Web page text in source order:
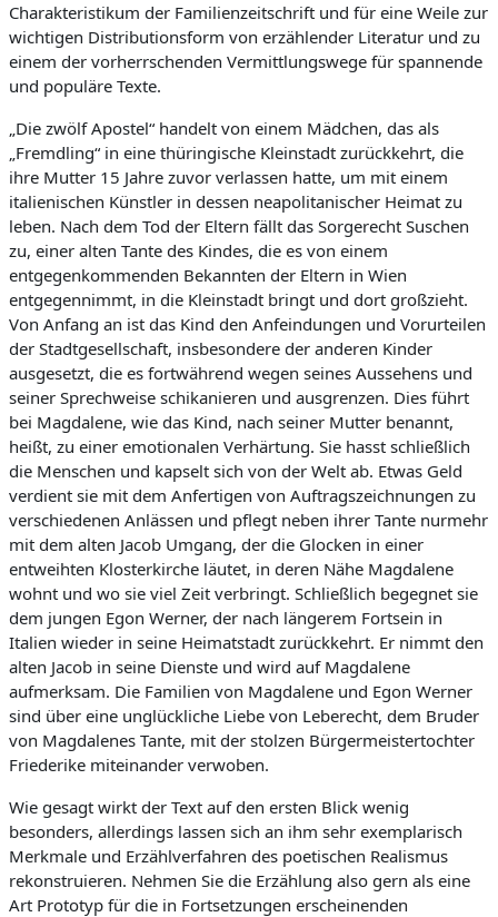
Charakteristikum der Familienzeitschrift und für eine Weile zur
wichtigen Distributionsform von erzählender Literatur und zu
einem der vorherrschenden Vermittlungswege für spannende
und populäre Texte.
„Die zwölf Apostel“ handelt von einem Mädchen, das als
„Fremdling“ in eine thüringische Kleinstadt zurückkehrt, die
ihre Mutter 15 Jahre zuvor verlassen hatte, um mit einem
italienischen Künstler in dessen neapolitanischer Heimat zu
leben. Nach dem Tod der Eltern fällt das Sorgerecht Suschen
zu, einer alten Tante des Kindes, die es von einem
entgegenkommenden Bekannten der Eltern in Wien
entgegennimmt, in die Kleinstadt bringt und dort großzieht.
Von Anfang an ist das Kind den Anfeindungen und Vorurteilen
der Stadtgesellschaft, insbesondere der anderen Kinder
ausgesetzt, die es fortwährend wegen seines Aussehens und
seiner Sprechweise schikanieren und ausgrenzen. Dies führt
bei Magdalene, wie das Kind, nach seiner Mutter benannt,
heißt, zu einer emotionalen Verhärtung. Sie hasst schließlich
die Menschen und kapselt sich von der Welt ab. Etwas Geld
verdient sie mit dem Anfertigen von Auftragszeichnungen zu
verschiedenen Anlässen und pflegt neben ihrer Tante nurmehr
mit dem alten Jacob Umgang, der die Glocken in einer
entweihten Klosterkirche läutet, in deren Nähe Magdalene
wohnt und wo sie viel Zeit verbringt. Schließlich begegnet sie
dem jungen Egon Werner, der nach längerem Fortsein in
Italien wieder in seine Heimatstadt zurückkehrt. Er nimmt den
alten Jacob in seine Dienste und wird auf Magdalene
aufmerksam. Die Familien von Magdalene und Egon Werner
sind über eine unglückliche Liebe von Leberecht, dem Bruder
von Magdalenes Tante, mit der stolzen Bürgermeistertochter
Friederike miteinander verwoben.
Wie gesagt wirkt der Text auf den ersten Blick wenig
besonders, allerdings lassen sich an ihm sehr exemplarisch
Merkmale und Erzählverfahren des poetischen Realismus
rekonstruieren. Nehmen Sie die Erzählung also gern als eine
Art Prototyp für die in Fortsetzungen erscheinenden